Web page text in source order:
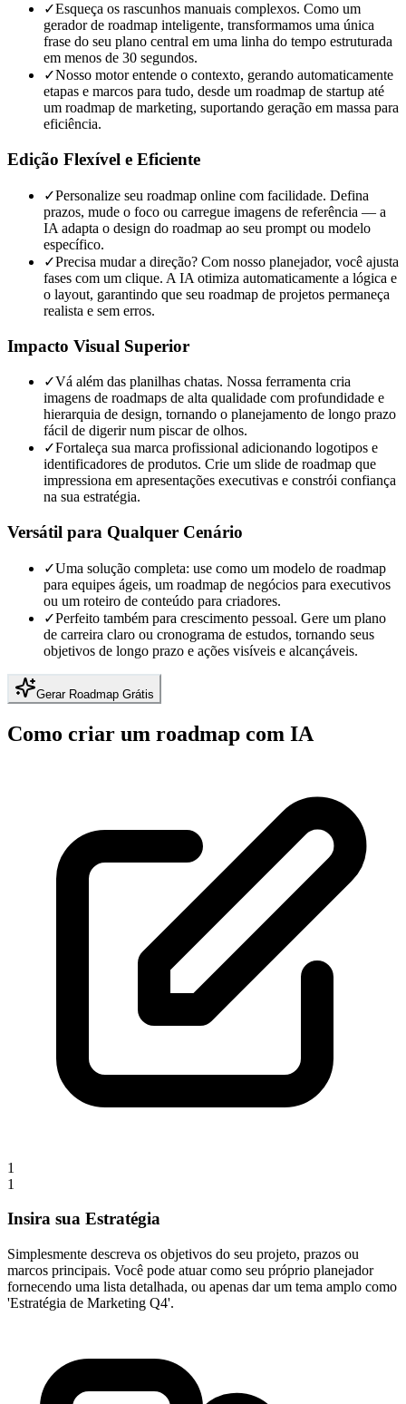
✓Esqueça os rascunhos manuais complexos. Como um
gerador de roadmap inteligente, transformamos uma única
frase do seu plano central em uma linha do tempo estruturada
em menos de 30 segundos.
✓Nosso motor entende o contexto, gerando automaticamente
etapas e marcos para tudo, desde um roadmap de startup até
um roadmap de marketing, suportando geração em massa para
eficiência.
Edição Flexível e Eficiente
✓Personalize seu roadmap online com facilidade. Defina
prazos, mude o foco ou carregue imagens de referência — a
IA adapta o design do roadmap ao seu prompt ou modelo
específico.
✓Precisa mudar a direção? Com nosso planejador, você ajusta
fases com um clique. A IA otimiza automaticamente a lógica e
o layout, garantindo que seu roadmap de projetos permaneça
realista e sem erros.
Impacto Visual Superior
✓Vá além das planilhas chatas. Nossa ferramenta cria
imagens de roadmaps de alta qualidade com profundidade e
hierarquia de design, tornando o planejamento de longo prazo
fácil de digerir num piscar de olhos.
✓Fortaleça sua marca profissional adicionando logotipos e
identificadores de produtos. Crie um slide de roadmap que
impressiona em apresentações executivas e constrói confiança
na sua estratégia.
Versátil para Qualquer Cenário
✓Uma solução completa: use como um modelo de roadmap
para equipes ágeis, um roadmap de negócios para executivos
ou um roteiro de conteúdo para criadores.
✓Perfeito também para crescimento pessoal. Gere um plano
de carreira claro ou cronograma de estudos, tornando seus
objetivos de longo prazo e ações visíveis e alcançáveis.
Gerar Roadmap Grátis
Como criar um roadmap com IA
1
1
Insira sua Estratégia
Simplesmente descreva os objetivos do seu projeto, prazos ou
marcos principais. Você pode atuar como seu próprio planejador
fornecendo uma lista detalhada, ou apenas dar um tema amplo como
'Estratégia de Marketing Q4'.